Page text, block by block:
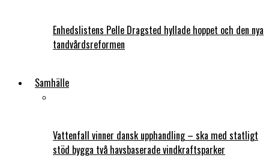
Enhedslistens Pelle Dragsted hyllade hoppet och den nya
tandvårdsreformen
Samhälle
Vattenfall vinner dansk upphandling – ska med statligt
stöd bygga två havsbaserade vindkraftsparker